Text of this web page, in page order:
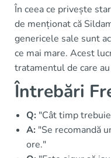
În ceea ce privește
de menționat că
genericele sale sunt
ce mai mare. Acest
tratamentul de care
Întrebări
Q: "Cât timp
A: "Se recomandă
ore."